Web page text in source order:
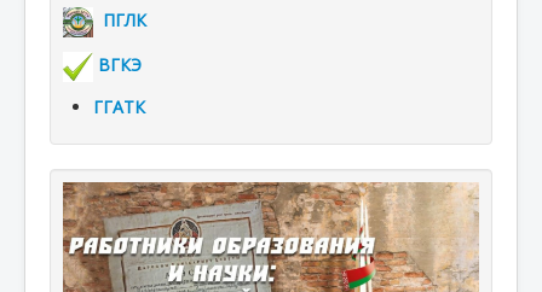
ПГЛК
ВГКЭ
ГГАТК